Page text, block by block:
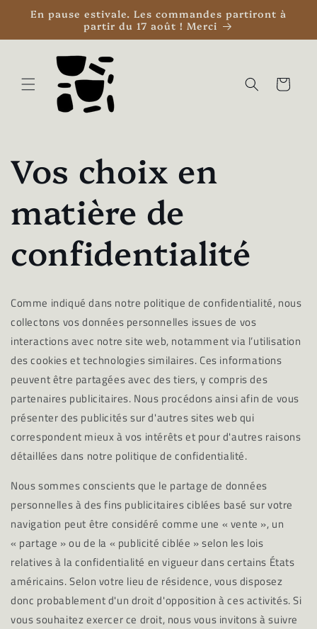
passer
contenu
En pause estivale. Les commandes partiront à
partir du 17 août ! Merci
Panier
Vos choix en
matière de
confidentialité
Comme indiqué dans notre politique de confidentialité, nous
collectons vos données personnelles issues de vos
interactions avec notre site web, notamment via l’utilisation
des cookies et technologies similaires. Ces informations
peuvent être partagées avec des tiers, y compris des
partenaires publicitaires. Nous procédons ainsi afin de vous
présenter des publicités sur d'autres sites web qui
correspondent mieux à vos intérêts et pour d'autres raisons
détaillées dans notre politique de confidentialité.
Nous sommes conscients que le partage de données
personnelles à des fins publicitaires ciblées basé sur votre
navigation peut être considéré comme une « vente », un
« partage » ou de la « publicité ciblée » selon les lois
relatives à la confidentialité en vigueur dans certains États
américains. Selon votre lieu de résidence, vous disposez
donc probablement d'un droit d'opposition à ces activités. Si
vous souhaitez exercer ce droit, nous vous invitons à suivre